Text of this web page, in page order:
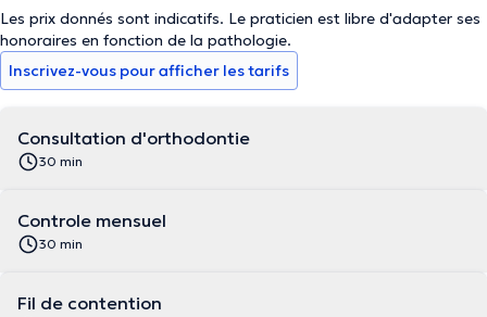
Les prix donnés sont indicatifs. Le praticien est libre d'adapter ses
honoraires en fonction de la pathologie.
Inscrivez-vous pour afficher les tarifs
Consultation d'orthodontie
30 min
Controle mensuel
30 min
Fil de contention